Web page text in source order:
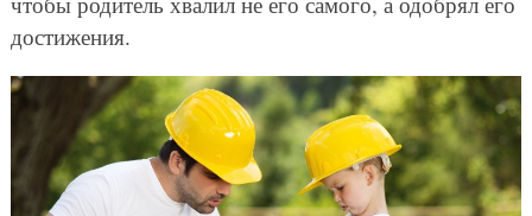
достижения.